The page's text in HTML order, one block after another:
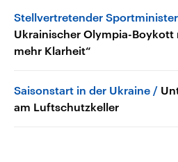
Stellvertretender
Ukrainischer Olympia-Boykott
mehr Klarheit“
Saisonstart in der Ukraine
am Luftschutzkeller